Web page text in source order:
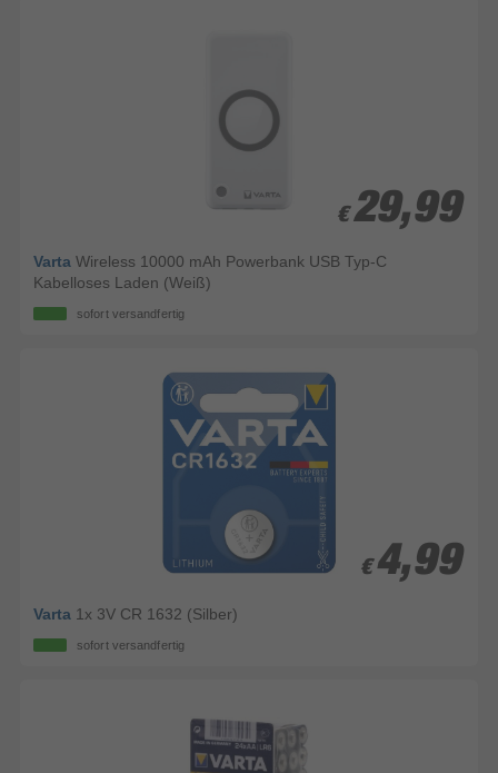
€ 29,99
€ 29,99
Varta Wireless 10000 mAh Powerbank USB Typ-C
Kabelloses Laden (Weiß)
sofort versandfertig
€ 4,99
€ 4,99
Varta 1x 3V CR 1632 (Silber)
sofort versandfertig